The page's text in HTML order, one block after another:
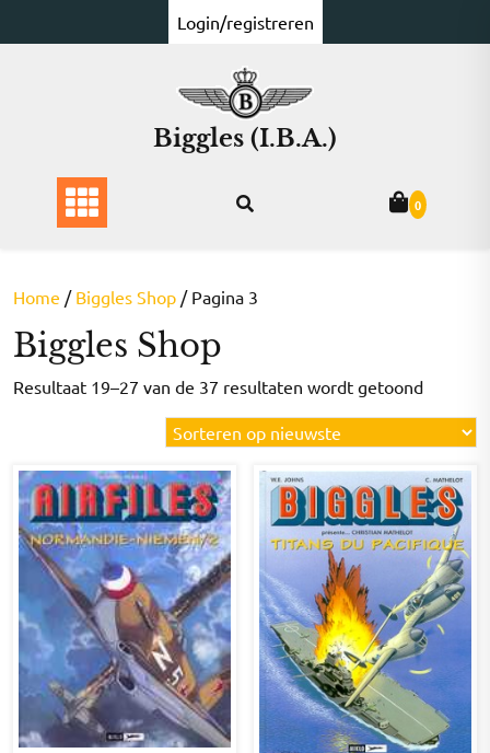
naar
Login/registreren
Biggles (I.B.A.)
0
Home / Biggles Shop / Pagina 3
Biggles Shop
Resultaat 19–27 van de 37 resultaten wordt getoond
op